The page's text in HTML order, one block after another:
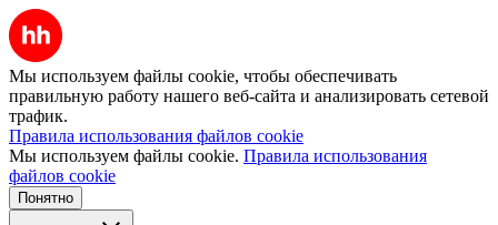
Мы используем файлы cookie, чтобы обеспечивать
правильную работу нашего веб-сайта и анализировать сетевой
трафик.
Правила использования файлов cookie
Мы используем файлы cookie. Правила использования
файлов cookie
Понятно